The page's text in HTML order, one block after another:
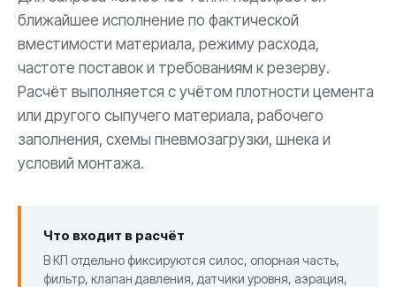
ближайшее исполнение по фактической
вместимости материала, режиму расхода,
частоте поставок и требованиям к резерву.
Расчёт выполняется с учётом плотности цемента
или другого сыпучего материала, рабочего
заполнения, схемы пневмозагрузки, шнека и
условий монтажа.
Что входит в расчёт
В КП отдельно фиксируются силос, опорная часть,
фильтр, клапан давления, датчики уровня, аэрация,